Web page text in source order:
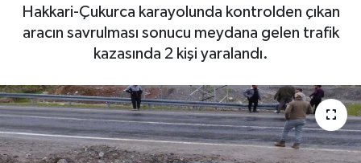
Hakkari-Çukurca karayolunda kontrolden çıkan
aracın savrulması sonucu meydana gelen trafik
kazasında 2 kişi yaralandı.
EĞİTİM
GÜNDEM
Hakkari Haber
Tüm Manşetler
Haber Arşivi